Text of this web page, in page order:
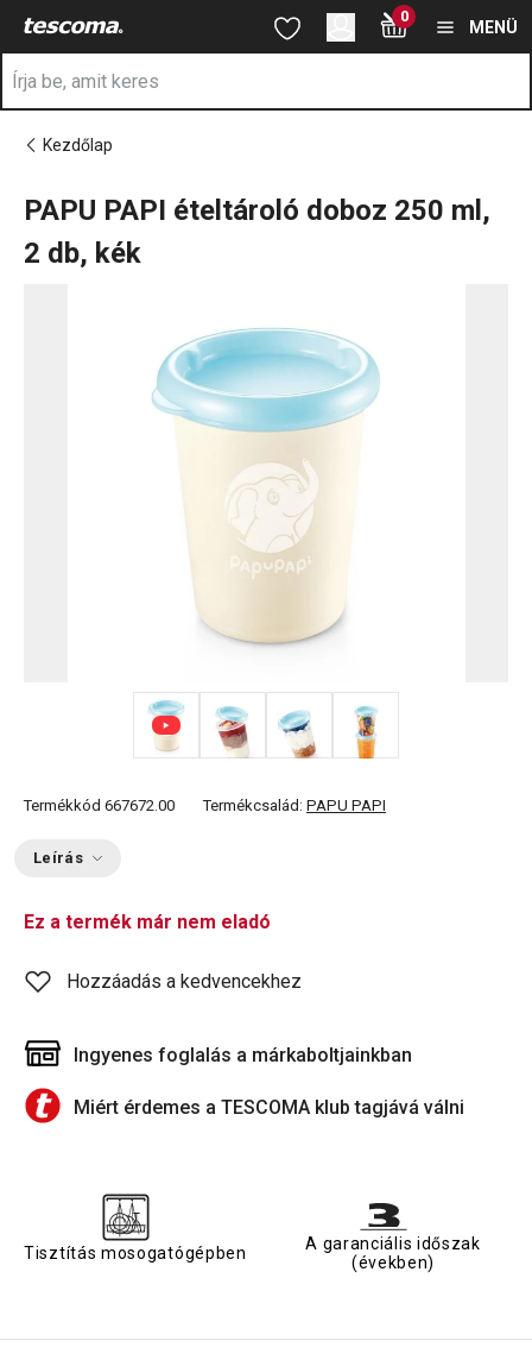
A PAPU PAPI ételtároló doboz 250 ml, 2 db, kék oldalon
Ugrás a fő tartalomhoz
Ugrás a kereséshez
Ugrás a navigációhoz 0
MENÜ
Kezdőlap
PAPU PAPI ételtároló doboz 250 ml,
2 db, kék
Termékkód 667672.00 Termékcsalád: PAPU PAPI
Leírás
Ez a termék már nem eladó
Hozzáadás a kedvencekhez
Ingyenes foglalás a márkaboltjainkban
Miért érdemes a TESCOMA klub tagjává válni
Tisztítás mosogatógépben
A garanciális időszak
(években)